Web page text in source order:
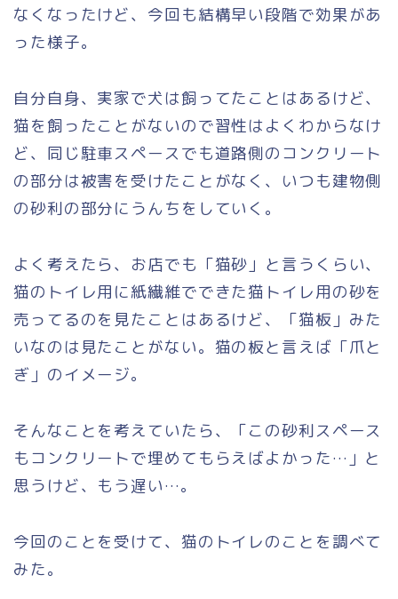
なくなったけど、今回も結構早い段階で効果があ
った様子。
自分自身、実家で犬は飼ってたことはあるけど、
猫を飼ったことがないので習性はよくわからなけ
ど、同じ駐車スペースでも道路側のコンクリート
の部分は被害を受けたことがなく、いつも建物側
の砂利の部分にうんちをしていく。
よく考えたら、お店でも「猫砂」と言うくらい、
猫のトイレ用に紙繊維でできた猫トイレ用の砂を
売ってるのを見たことはあるけど、「猫板」みた
いなのは見たことがない。猫の板と言えば「爪と
ぎ」のイメージ。
そんなことを考えていたら、「この砂利スペース
もコンクリートで埋めてもらえばよかった…」と
思うけど、もう遅い…。
今回のことを受けて、猫のトイレのことを調べて
みた。